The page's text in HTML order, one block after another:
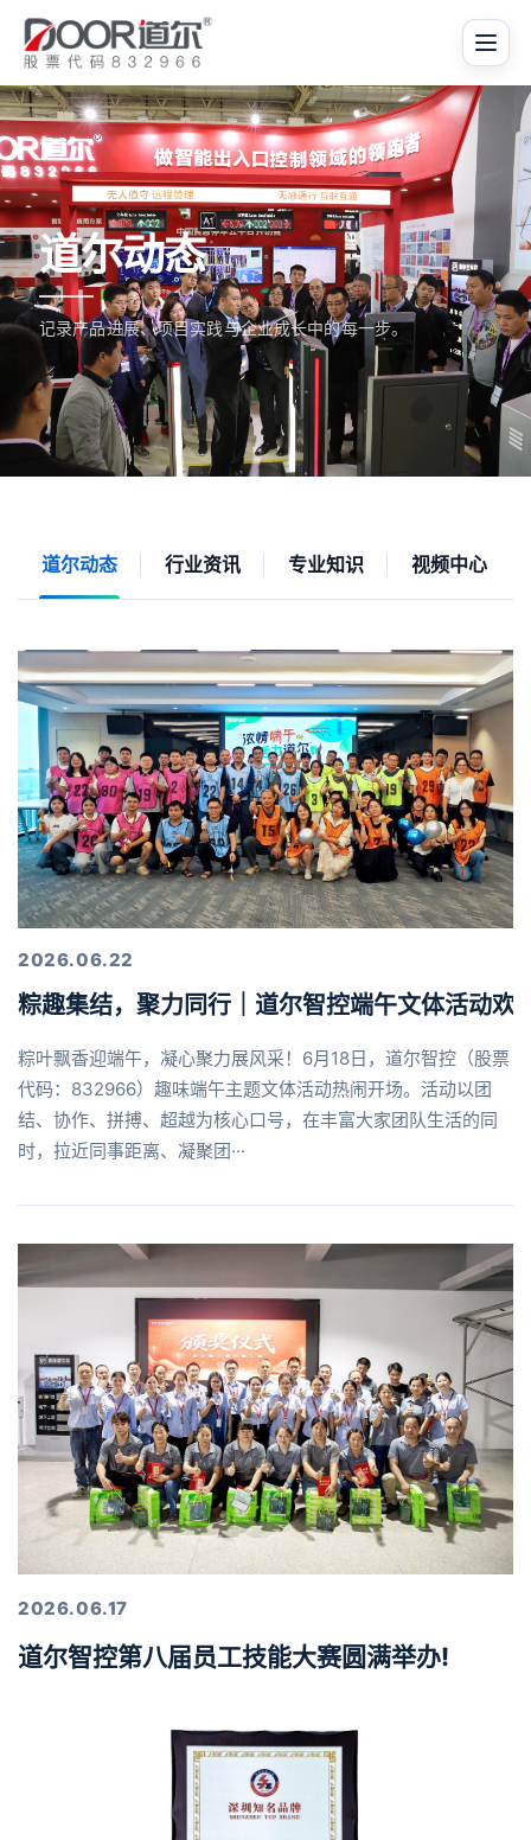
道尔动态
记录产品进展、项目实践与企业成长中的每一步。
道尔动态 行业资讯 专业知识 视频中心
2026.06.22
粽趣集结，聚力同行｜道尔智控端午文体活动欢
粽叶飘香迎端午，凝心聚力展风采！6月18日，道尔智控（股票
代码：832966）趣味端午主题文体活动热闹开场。活动以团
结、协作、拼搏、超越为核心口号，在丰富大家团队生活的同
时，拉近同事距离、凝聚团···
2026.06.17
道尔智控第八届员工技能大赛圆满举办!